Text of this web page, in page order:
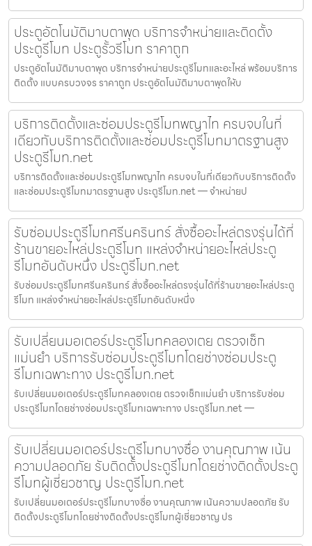
ประตูอัตโนมัติมาบตาพุด บริการจำหน่ายและติดตั้ง
ประตูรีโมท ประตูรั้วรีโมท ราคาถูก
ประตูอัตโนมัติมาบตาพุด บริการจำหน่ายประตูรีโมทและอะไหล่ พร้อมบริการ
ติดตั้ง แบบครบวงจร ราคาถูก ประตูอัตโนมัติมาบตาพุดให้บ
บริการติดตั้งและซ่อมประตูรีโมทพญาไท ครบจบในที่
เดียวกับบริการติดตั้งและซ่อมประตูรีโมทมาตรฐานสูง
ประตูรีโมท.net
บริการติดตั้งและซ่อมประตูรีโมทพญาไท ครบจบในที่เดียวกับบริการติดตั้ง
และซ่อมประตูรีโมทมาตรฐานสูง ประตูรีโมท.net — จำหน่ายป
รับซ่อมประตูรีโมทศรีนครินทร์ สั่งซื้ออะไหล่ตรงรุ่นได้ที่
ร้านขายอะไหล่ประตูรีโมท แหล่งจำหน่ายอะไหล่ประตู
รีโมทอันดับหนึ่ง ประตูรีโมท.net
รับซ่อมประตูรีโมทศรีนครินทร์ สั่งซื้ออะไหล่ตรงรุ่นได้ที่ร้านขายอะไหล่ประตู
รีโมท แหล่งจำหน่ายอะไหล่ประตูรีโมทอันดับหนึ่ง
รับเปลี่ยนมอเตอร์ประตูรีโมทคลองเตย ตรวจเช็ก
แม่นยำ บริการรับซ่อมประตูรีโมทโดยช่างซ่อมประตู
รีโมทเฉพาะทาง ประตูรีโมท.net
รับเปลี่ยนมอเตอร์ประตูรีโมทคลองเตย ตรวจเช็กแม่นยำ บริการรับซ่อม
ประตูรีโมทโดยช่างซ่อมประตูรีโมทเฉพาะทาง ประตูรีโมท.net —
รับเปลี่ยนมอเตอร์ประตูรีโมทบางซื่อ งานคุณภาพ เน้น
ความปลอดภัย รับติดตั้งประตูรีโมทโดยช่างติดตั้งประตู
รีโมทผู้เชี่ยวชาญ ประตูรีโมท.net
รับเปลี่ยนมอเตอร์ประตูรีโมทบางซื่อ งานคุณภาพ เน้นความปลอดภัย รับ
ติดตั้งประตูรีโมทโดยช่างติดตั้งประตูรีโมทผู้เชี่ยวชาญ ปร